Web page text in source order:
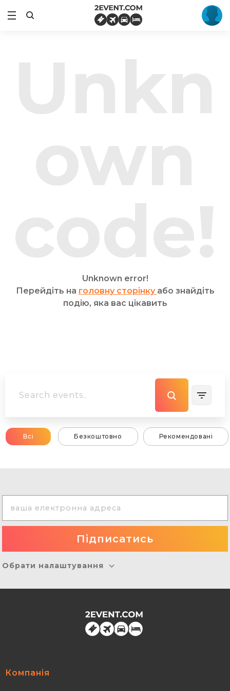
Unknown error!
Перейдіть на головну сторінку або знайдіть
подію, яка вас цікавить
Всі Безкоштовно Рекомендовані
Обрати налаштування
Компанія